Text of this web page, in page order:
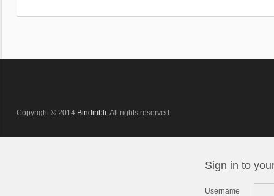
Copyright © 2014 Bindiribli. All rights reserved.
Sign in to
Username